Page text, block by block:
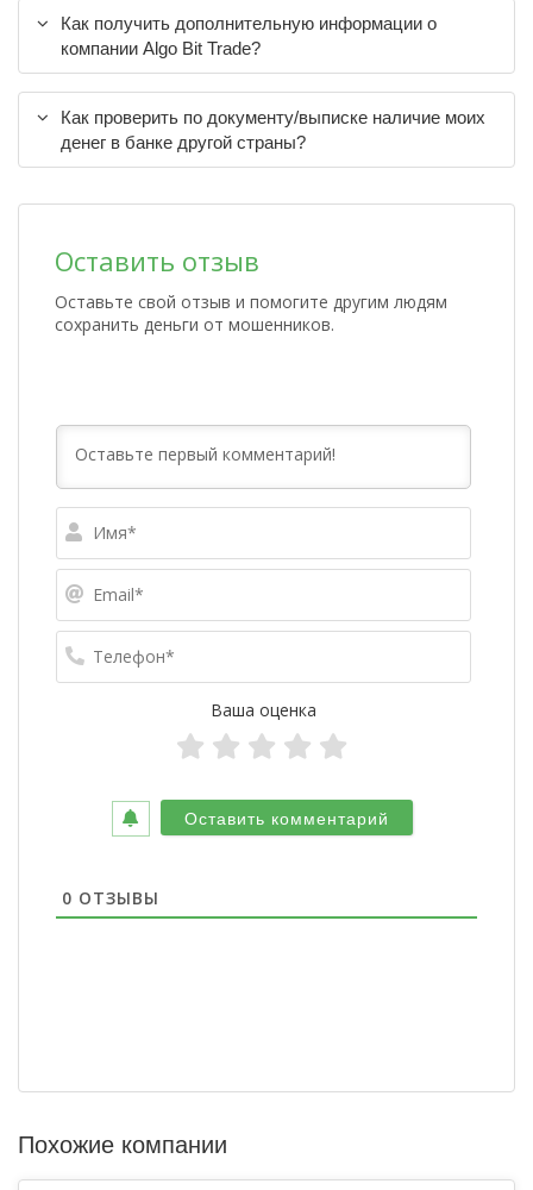
Как получить дополнительную информации о
компании Algo Bit Trade?
Как проверить по документу/выписке наличие моих
денег в банке другой страны?
Оставить отзыв
Оставьте свой отзыв и помогите другим людям
сохранить деньги от мошенников.
Ваша оценка
0 ОТЗЫВЫ
Похожие компании